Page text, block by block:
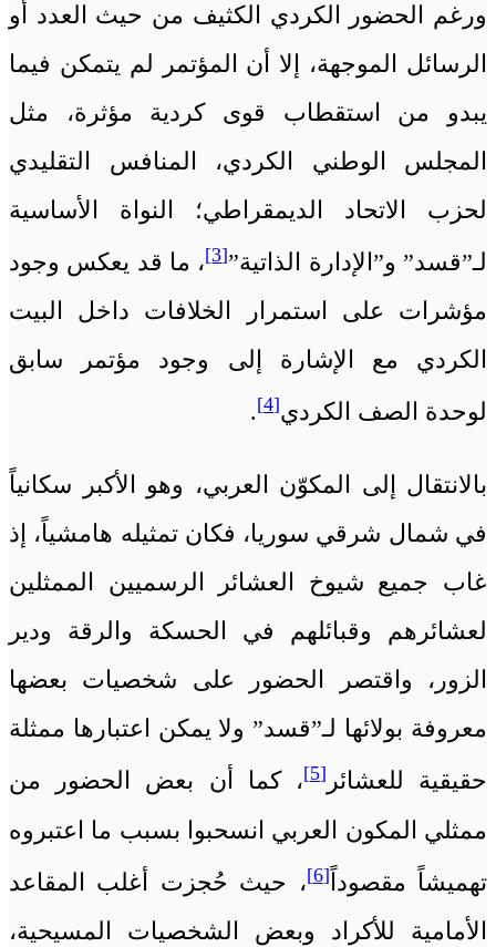
ورغم الحضور الكردي الكثيف من حيث العدد أو
الرسائل الموجهة، إلا أن المؤتمر لم يتمكن فيما
يبدو من استقطاب قوى كردية مؤثرة، مثل
المجلس الوطني الكردي، المنافس التقليدي
لحزب الاتحاد الديمقراطي؛ النواة الأساسية
لـ”قسد” و”الإدارة الذاتية”[3]
، ما قد يعكس وجود
مؤشرات على استمرار الخلافات داخل البيت
الكردي مع الإشارة إلى وجود مؤتمر سابق
لوحدة الصف الكردي[4]
.
بالانتقال إلى المكوّن العربي، وهو الأكبر سكانياً
في شمال شرقي سوريا، فكان تمثيله هامشياً، إذ
غاب جميع شيوخ العشائر الرسميين الممثلين
لعشائرهم وقبائلهم في الحسكة والرقة ودير
الزور، واقتصر الحضور على شخصيات بعضها
معروفة بولائها لـ”قسد” ولا يمكن اعتبارها ممثلة
حقيقية للعشائر [5]
، كما أن بعض الحضور من
ممثلي المكون العربي انسحبوا بسبب ما اعتبروه
تهميشاً مقصوداً[6]
، حيث حُجزت أغلب المقاعد
الأمامية للأكراد وبعض الشخصيات المسيحية،